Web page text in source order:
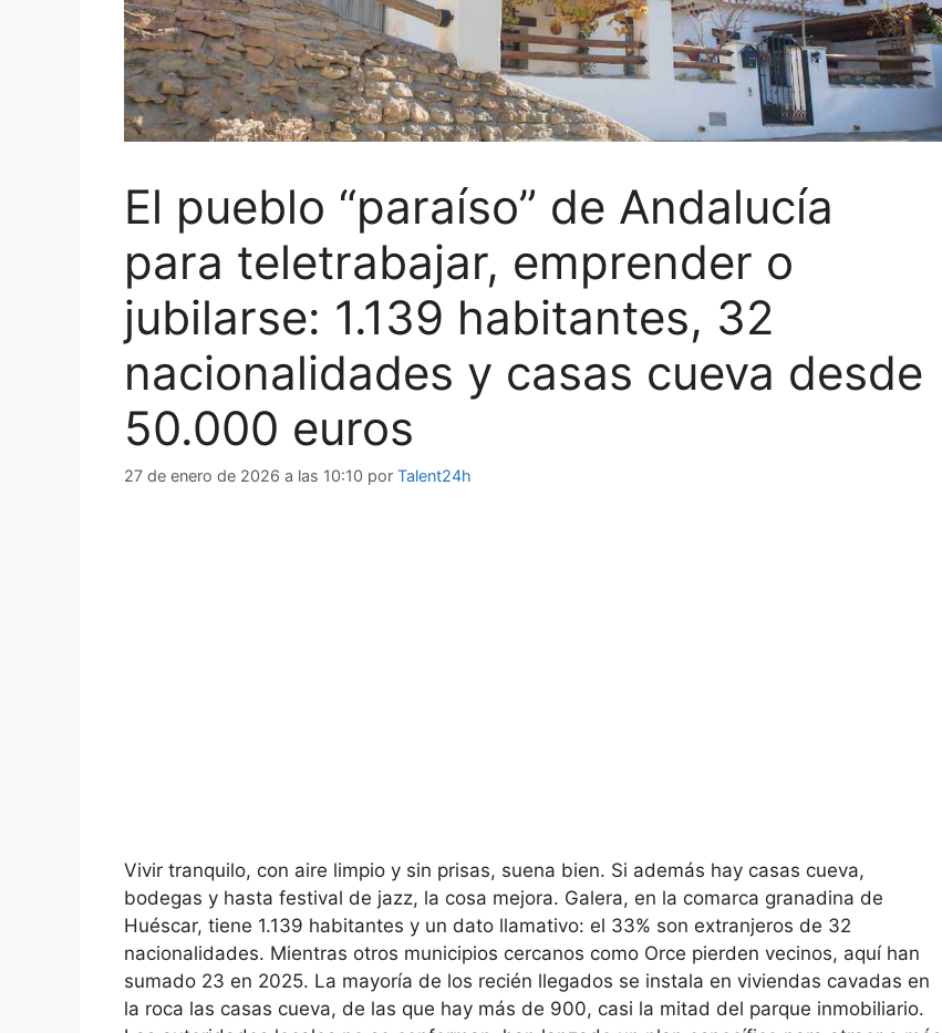
El pueblo “paraíso” de Andalucía
para teletrabajar, emprender o
jubilarse: 1.139 habitantes, 32
nacionalidades y casas cueva desde
50.000 euros
27 de enero de 2026 a las 10:10 por Talent24h
Vivir tranquilo, con aire limpio y sin prisas, suena bien. Si además hay casas cueva,
bodegas y hasta festival de jazz, la cosa mejora. Galera, en la comarca granadina de
Huéscar, tiene 1.139 habitantes y un dato llamativo: el 33% son extranjeros de 32
nacionalidades. Mientras otros municipios cercanos como Orce pierden vecinos, aquí han
sumado 23 en 2025. La mayoría de los recién llegados se instala en viviendas cavadas en
la roca las casas cueva, de las que hay más de 900, casi la mitad del parque inmobiliario.